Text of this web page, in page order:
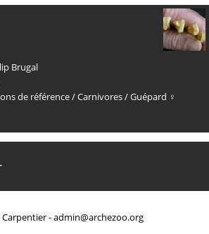
Brugal
de référence/Carnivores/Guépard ♀
-admin@archezoo.org